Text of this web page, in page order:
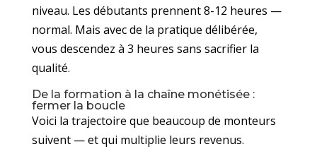
niveau. Les débutants prennent 8-12 heures —
normal. Mais avec de la pratique délibérée,
vous descendez à 3 heures sans sacrifier la
qualité.
De la formation à la chaîne monétisée :
fermer la boucle
Voici la trajectoire que beaucoup de monteurs
suivent — et qui multiplie leurs revenus.